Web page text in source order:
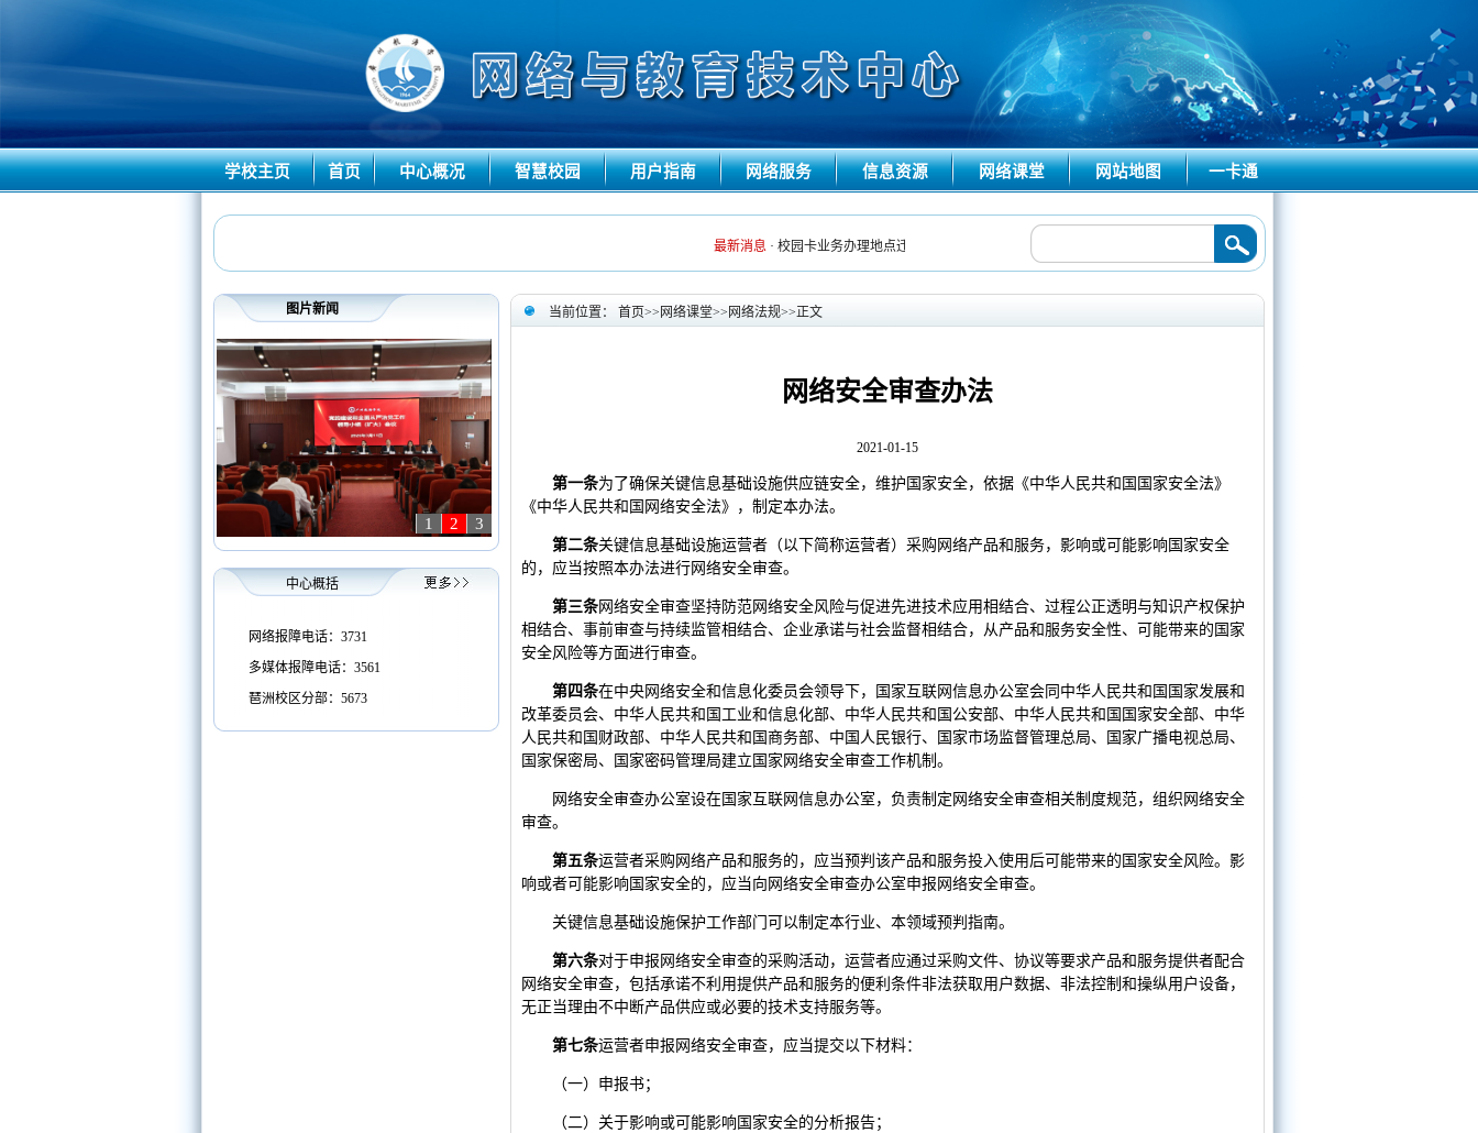
学校主页 首页 中心概况 智慧校园 用户指南 网络服务 信息资源 网络课堂 网站地图 一卡通
最新消息 ·校园卡业务办理地点迁移温馨提醒
图片新闻
1 2 3
中心概括
网络报障电话：3731
多媒体报障电话：3561
琶洲校区分部：5673
当前位置： 首页>> 网络课堂>> 网络法规>>正文
网络安全审查办法
2021-01-15
第一条为了确保关键信息基础设施供应链安全，维护国家安全，依据《中华人民共和国国家安全法》
《中华人民共和国网络安全法》，制定本办法。
第二条关键信息基础设施运营者（以下简称运营者）采购网络产品和服务，影响或可能影响国家安全
的，应当按照本办法进行网络安全审查。
第三条网络安全审查坚持防范网络安全风险与促进先进技术应用相结合、过程公正透明与知识产权保护
相结合、事前审查与持续监管相结合、企业承诺与社会监督相结合，从产品和服务安全性、可能带来的国家
安全风险等方面进行审查。
第四条在中央网络安全和信息化委员会领导下，国家互联网信息办公室会同中华人民共和国国家发展和
改革委员会、中华人民共和国工业和信息化部、中华人民共和国公安部、中华人民共和国国家安全部、中华
人民共和国财政部、中华人民共和国商务部、中国人民银行、国家市场监督管理总局、国家广播电视总局、
国家保密局、国家密码管理局建立国家网络安全审查工作机制。
网络安全审查办公室设在国家互联网信息办公室，负责制定网络安全审查相关制度规范，组织网络安全
审查。
第五条运营者采购网络产品和服务的，应当预判该产品和服务投入使用后可能带来的国家安全风险。影
响或者可能影响国家安全的，应当向网络安全审查办公室申报网络安全审查。
关键信息基础设施保护工作部门可以制定本行业、本领域预判指南。
第六条对于申报网络安全审查的采购活动，运营者应通过采购文件、协议等要求产品和服务提供者配合
网络安全审查，包括承诺不利用提供产品和服务的便利条件非法获取用户数据、非法控制和操纵用户设备，
无正当理由不中断产品供应或必要的技术支持服务等。
第七条运营者申报网络安全审查，应当提交以下材料：
（一）申报书；
（二）关于影响或可能影响国家安全的分析报告；